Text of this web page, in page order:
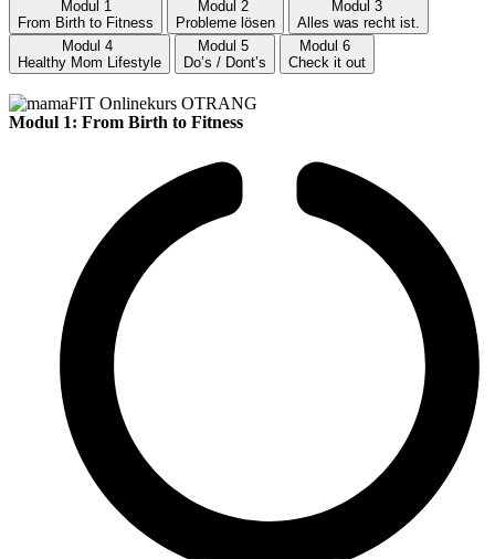
Modul 1
From Birth to Fitness
Modul 2
Probleme lösen
Modul 3
Alles was recht ist.
Modul 4
Healthy Mom Lifestyle
Modul 5
Do’s / Dont’s
Modul 6
Check it out
Modul 1: From Birth to Fitness